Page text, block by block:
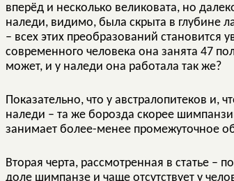
вперёд и несколько великовата, но
наледи, видимо, была скрыта в глубине
– всех этих преобразований становится
современного человека она занята 47
может, и у наледи она работала так же?
Показательно, что у австралопитеков и,
наледи – та же борозда скорее
занимает более-менее промежуточное
Вторая черта, рассмотренная в статье –
доле шимпанзе и чаще отсутствует у